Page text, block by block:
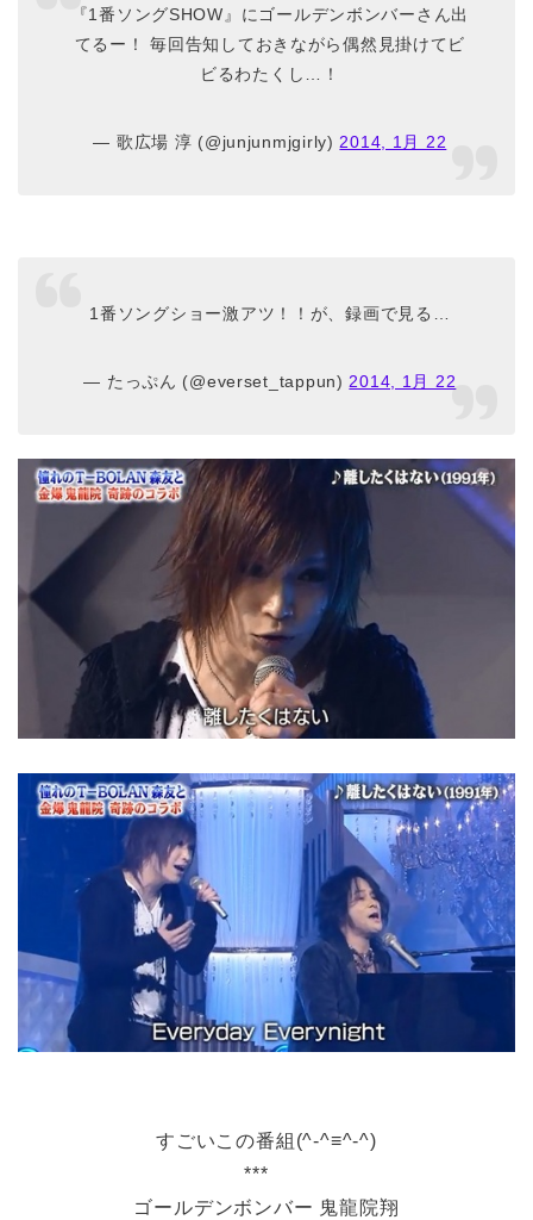
『1番ソングSHOW』にゴールデンボンバーさん出
てるー！ 毎回告知しておきながら偶然見掛けてビ
ビるわたくし…！
— 歌広場 淳 (@junjunmjgirly)2014, 1月 22
1番ソングショー激アツ！！が、録画で見る…
— たっぷん (@everset_tappun) 2014, 1月 22
すごいこの番組(^-^≡^-^)
***
ゴールデンボンバー 鬼龍院翔